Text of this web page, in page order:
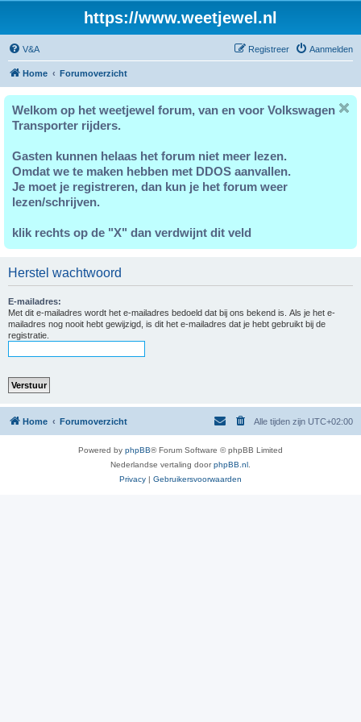
https://www.weetjewel.nl
V&A Aanmelden
Registreer
Home Forumoverzicht
Welkom op het weetjewel forum, van en voor Volkswagen
Transporter rijders.
Gasten kunnen helaas het forum niet meer lezen.
Omdat we te maken hebben met DDOS aanvallen.
Je moet je registreren, dan kun je het forum weer
lezen/schrijven.
klik rechts op de "X" dan verdwijnt dit veld
Herstel wachtwoord
E-mailadres:
Met dit e-mailadres wordt het e-mailadres bedoeld dat bij ons bekend is. Als je het e-
mailadres nog nooit hebt gewijzigd, is dit het e-mailadres dat je hebt gebruikt bij de
registratie.
Home Forumoverzicht Alle tijden zijn UTC+02:00
Powered by phpBB® Forum Software © phpBB Limited
Nederlandse vertaling doorphpBB.nl
Privacy | Gebruikersvoorwaarden